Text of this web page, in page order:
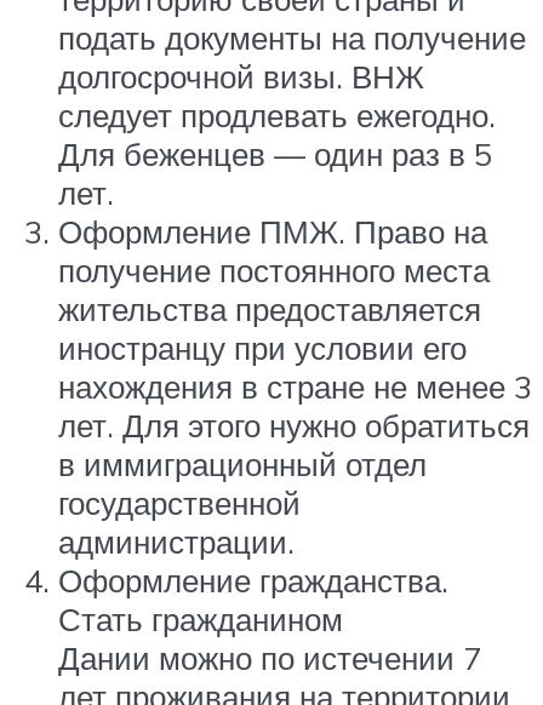
подать документы на получение
долгосрочной визы. ВНЖ
следует продлевать ежегодно.
Для беженцев — один раз в 5
лет.
Оформление ПМЖ. Право на
получение постоянного места
жительства предоставляется
иностранцу при условии его
нахождения в стране не менее 3
лет. Для этого нужно обратиться
в иммиграционный отдел
государственной
администрации.
Оформление гражданства.
Стать гражданином
Дании можно по истечении 7
лет проживания на территории